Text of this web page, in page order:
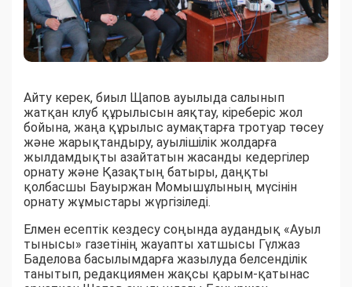
Айту керек, биыл Щапов ауылыда салынып
жатқан клуб құрылысын аяқтау, кіреберіс жол
бойына, жаңа құрылыс аумақтарға тротуар төсеу
және жарықтандыру, ауылішілік жолдарға
жылдамдықты азайтатын жасанды кедергілер
орнату және Қазақтың батыры, даңқты
қолбасшы Бауыржан Момышұлының мүсінін
орнату жұмыстары жүргізіледі.
Елмен есептік кездесу соңында аудандық «Ауыл
тынысы» газетінің жауапты хатшысы Гүлжаз
Баделова басылымдарға жазылуда белсенділік
танытып, редакциямен жақсы қарым-қатынас